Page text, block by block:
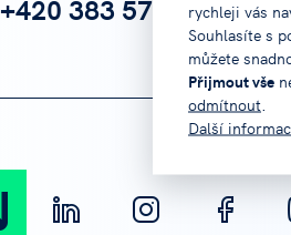
rychleji vás
Souhlasíte s
můžete
Přijmout vše
odmítnout
Další
+420 383 579 111